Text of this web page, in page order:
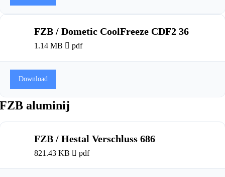
FZB / Dometic CoolFreeze CDF2 36
1.14 MB pdf
Download
FZB aluminij
FZB / Hestal Verschluss 686
821.43 KB pdf